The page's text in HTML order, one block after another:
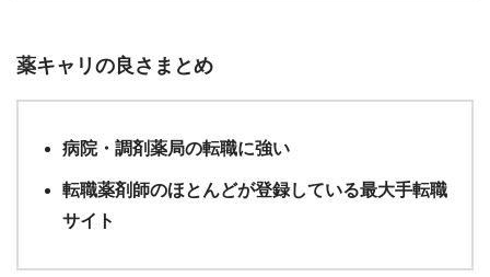
薬キャリの良さまとめ
病院・調剤薬局の転職に強い
転職薬剤師のほとんどが登録している最大手転職
サイト